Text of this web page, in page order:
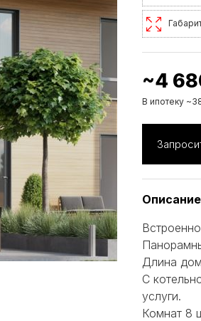
~4
В ипотеку
Длина
С
услуги.
Комнат 8